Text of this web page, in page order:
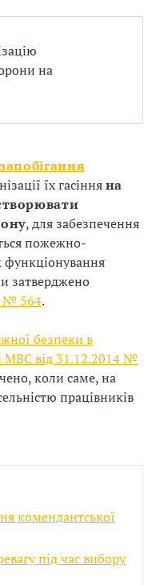
на
запобігання
їх гасінняна
, для забезпечення
пожежно-
функціонування
затверджено
№ 564.
безпеки в
МВС від 31.12.2014 №
коли саме, на
працівників
комендантської
під час вибору